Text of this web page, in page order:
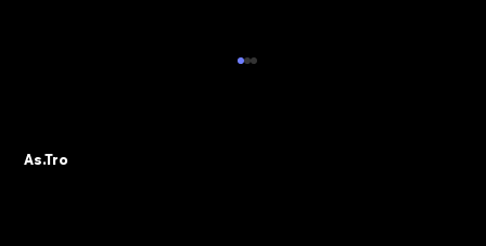
Determinazione Direttoriale di ADM, con la
As.Tro